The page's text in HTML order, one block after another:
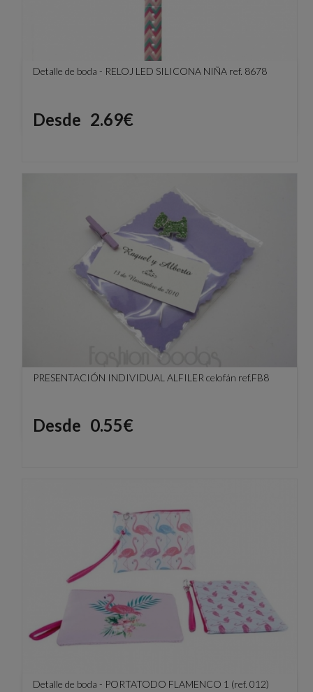
Detalle de boda - RELOJ LED SILICONA NIÑA ref. 8678
Precio
Desde 2.69€
PRESENTACIÓN INDIVIDUAL ALFILER celofán ref.FB8
Precio
Desde 0.55€
Detalle de boda - PORTATODO FLAMENCO 1 (ref. 012)